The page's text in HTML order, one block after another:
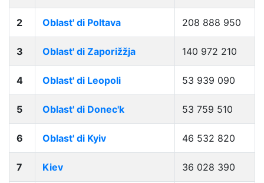
2 Oblast' di Poltava 208 888 950
3 Oblast' di Zaporižžja 140 972 210
4 Oblast' di Leopoli 53 939 090
5 Oblast' di Donec'k 53 759 510
6 Oblast' di Kyiv 46 532 820
7 Kiev 36 028 390